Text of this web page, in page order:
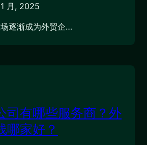
月, 2025
逐渐成为外贸企…
司有哪些服务商？外
哪家好？